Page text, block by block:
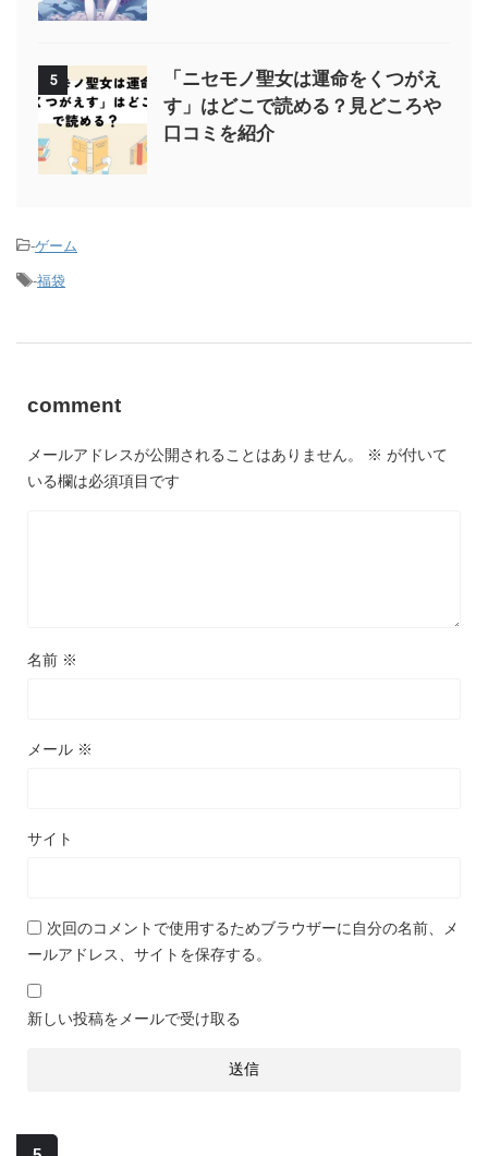
5
「ニセモノ聖女は運命をくつがえ
す」はどこで読める？見どころや
口コミを紹介
-ゲーム
-福袋
comment
メールアドレスが公開されることはありません。 ※ が付いて
いる欄は必須項目です
名前 ※
メール ※
サイト
次回のコメントで使用するためブラウザーに自分の名前、メ
ールアドレス、サイトを保存する。
新しい投稿をメールで受け取る